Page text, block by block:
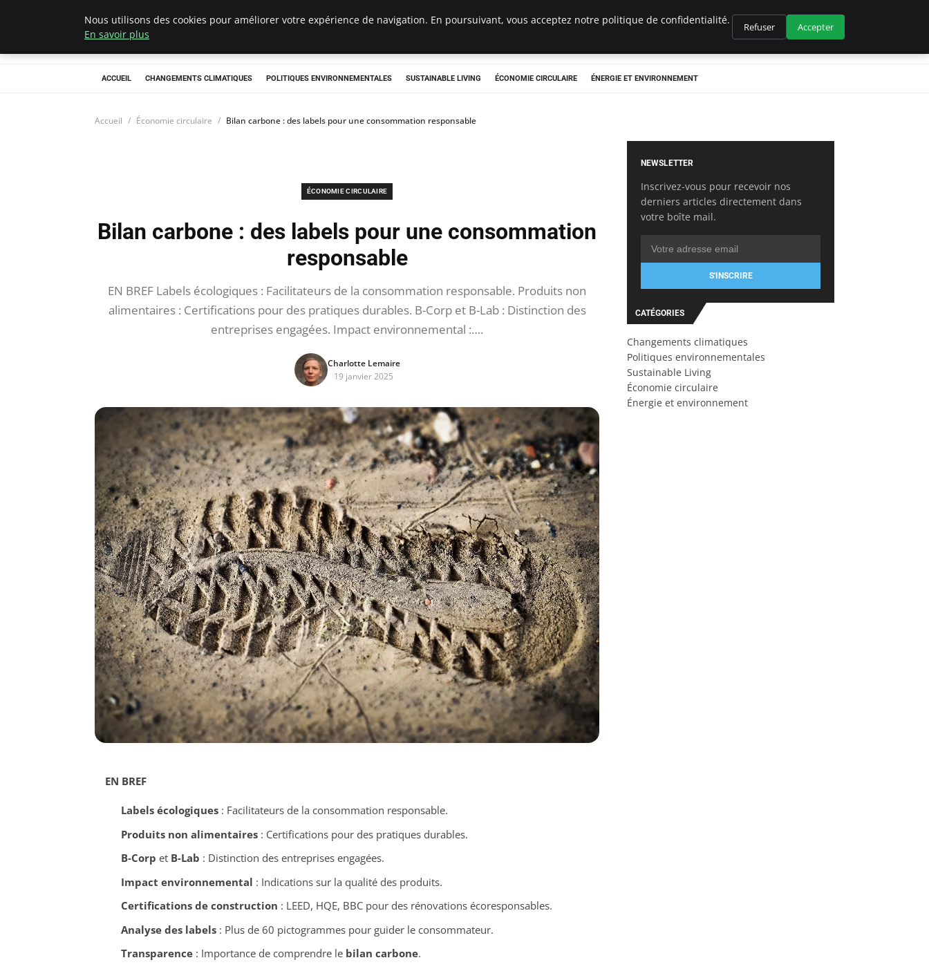
Climategatecountryclub.com
ACCUEIL CHANGEMENTS CLIMATIQUES POLITIQUES ENVIRONNEMENTALES SUSTAINABLE LIVING ÉCONOMIE CIRCULAIRE ÉNERGIE ET ENVIRONNEMENT
Accueil Économie circulaire Bilan carbone : des labels pour une consommation responsable
ÉCONOMIE CIRCULAIRE
Bilan carbone : des labels pour une consommation
responsable
EN BREF Labels écologiques : Facilitateurs de la consommation responsable. Produits non
alimentaires : Certifications pour des pratiques durables. B-Corp et B-Lab : Distinction des
entreprises engagées. Impact environnemental :….
Charlotte Lemaire
19 janvier 2025
EN BREF
Labels écologiques: Facilitateurs de la consommation responsable.
Produits non alimentaires: Certifications pour des pratiques durables.
B-Corp et B-Lab : Distinction des entreprises engagées.
Impact environnemental : Indications sur la qualité des produits.
Certifications de construction : LEED, HQE, BBC pour des rénovations écoresponsables.
Analyse des labels: Plus de 60 pictogrammes pour guider le consommateur.
Transparence: Importance de comprendre le bilan carbone.
NEWSLETTER
Inscrivez-vous pour recevoir nos
derniers articles directement dans
votre boîte mail.
S'INSCRIRE
CATÉGORIES
Changements climatiques
Politiques environnementales
Sustainable Living
Économie circulaire
Énergie et environnement
Nous utilisons des cookies pour améliorer votre expérience de navigation. En poursuivant, vous acceptez notre politique de confidentialité.
En savoir plus
Refuser Accepter